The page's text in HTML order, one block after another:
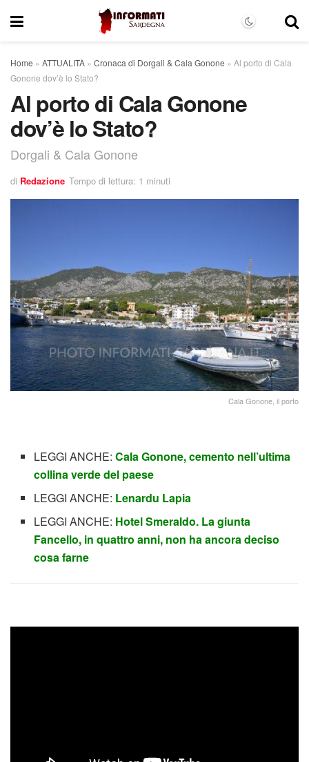
Home » ATTUALITÀ » Cronaca di Dorgali & Cala Gonone » Al porto di Cala
Gonone dov’è lo Stato?
Al porto di Cala Gonone
dov’è lo Stato?
Dorgali & Cala Gonone
di Redazione Tempo di lettura: 1 minuti
Cala Gonone, il porto
LEGGI ANCHE:Cala Gonone, cemento nell’ultima
collina verde del paese
LEGGI ANCHE: Lenardu Lapia
LEGGI ANCHE: Hotel Smeraldo. La giunta
Fancello, in quattro anni, non ha ancora deciso
cosa farne